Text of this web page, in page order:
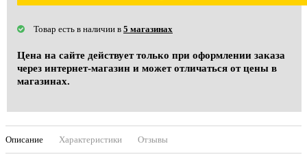
Товар есть в наличии в 5 магазинах
Цена на сайте действует только при оформлении заказа
через интернет-магазин и может отличаться от цены в
магазинах.
Описание Характеристики Отзывы